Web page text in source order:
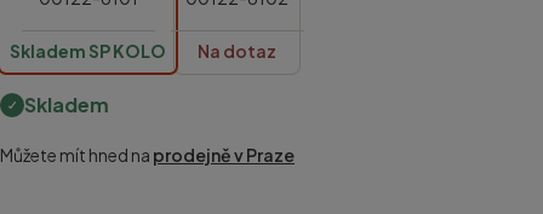
Skladem SP KOLO Na dotaz
Skladem
Můžete mít hned na prodejně v Praze